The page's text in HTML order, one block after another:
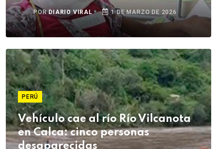
emocional
PORDIARIO VIRAL 1 DE MARZO DE 2026
PERÚ
Vehículo cae al río Río Vilcanota
en Calca: cinco personas
desaparecidas